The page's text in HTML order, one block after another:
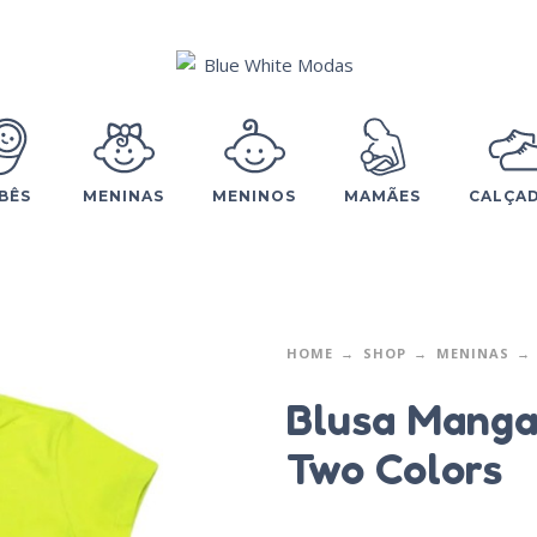
MENINAS MENINOS MAMÃES
HOME SHOP MENINAS
Blusa
Two Colors